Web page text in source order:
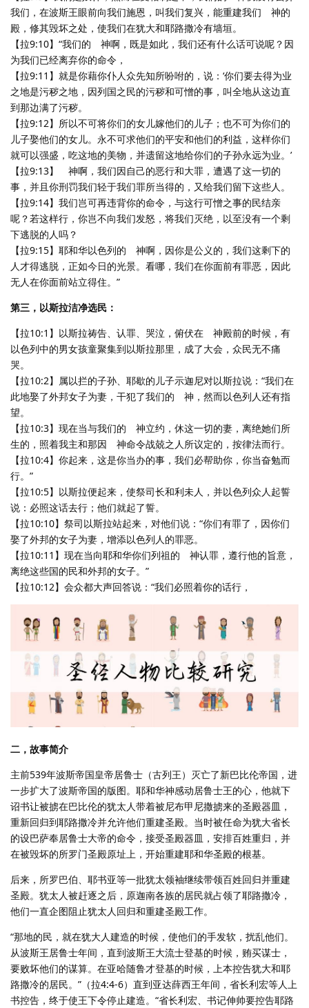
我们，在波斯王眼前向我们施恩，叫我们复兴，能重建我们 神的
殿，修其毁坏之处，使我们在犹大和耶路撒冷有墙垣。
【拉9:10】“我们的 神啊，既是如此，我们还有什么话可说呢？因
为我们已经离弃你的命令，
【拉9:11】就是你藉你仆人众先知所吩咐的，说：‘你们要去得为业
之地是污秽之地，因列国之民的污秽和可憎的事，叫全地从这边直
到那边满了污秽。
【拉9:12】所以不可将你们的女儿嫁他们的儿子；也不可为你们的
儿子娶他们的女儿。永不可求他们的平安和他们的利益，这样你们
就可以强盛，吃这地的美物，并遗留这地给你们的子孙永远为业。’
【拉9:13】 神啊，我们因自己的恶行和大罪，遭遇了这一切的
事，并且你刑罚我们轻于我们罪所当得的，又给我们留下这些人。
【拉9:14】我们岂可再违背你的命令，与这行可憎之事的民结亲
呢？若这样行，你岂不向我们发怒，将我们灭绝，以至没有一个剩
下逃脱的人吗？
【拉9:15】耶和华以色列的 神啊，因你是公义的，我们这剩下的
人才得逃脱，正如今日的光景。看哪，我们在你面前有罪恶，因此
无人在你面前站立得住。”
第三，以斯拉洁净选民：
【拉10:1】以斯拉祷告、认罪、哭泣，俯伏在 神殿前的时候，有
以色列中的男女孩童聚集到以斯拉那里，成了大会，众民无不痛
哭。
【拉10:2】属以拦的子孙、耶歇的儿子示迦尼对以斯拉说：“我们在
此地娶了外邦女子为妻，干犯了我们的 神，然而以色列人还有指
望。
【拉10:3】现在当与我们的 神立约，休这一切的妻，离绝她们所
生的，照着我主和那因 神命令战兢之人所议定的，按律法而行。
【拉10:4】你起来，这是你当办的事，我们必帮助你，你当奋勉而
行。”
【拉10:5】以斯拉便起来，使祭司长和利未人，并以色列众人起誓
说：必照这话去行；他们就起了誓。
【拉10:10】祭司以斯拉站起来，对他们说：“你们有罪了，因你们
娶了外邦的女子为妻，增添以色列人的罪恶。
【拉10:11】现在当向耶和华你们列祖的 神认罪，遵行他的旨意，
离绝这些国的民和外邦的女子。”
【拉10:12】会众都大声回答说：“我们必照着你的话行，
二，故事简介
主前539年波斯帝国皇帝居鲁士（古列王）灭亡了新巴比伦帝国，进
一步扩大了波斯帝国的版图。耶和华神感动居鲁士王的心，他就下
诏书让被掳在巴比伦的犹太人带着被尼布甲尼撒掳来的圣殿器皿，
重新回归到耶路撒冷并允许他们重建圣殿。当时被任命为犹大省长
的设巴萨奉居鲁士大帝的命令，接受圣殿器皿，安排百姓重归，并
在被毁坏的所罗门圣殿原址上，开始重建耶和华圣殿的根基。
后来，所罗巴伯、耶书亚等一批犹太领袖继续带领百姓回归并重建
圣殿。犹太人被赶逐之后，原迦南各族的居民就占领了耶路撒冷，
他们一直企图阻止犹太人回归和重建圣殿工作。
“那地的民，就在犹大人建造的时候，使他们的手发软，扰乱他们。
从波斯王居鲁士年间，直到波斯王大流士登基的时候，贿买谋士，
要败坏他们的谋算。在亚哈随鲁才登基的时候，上本控告犹大和耶
路撒冷的居民。”（拉4:4-6）直到亚达薛西王年间，省长利宏等人上
书控告，终于使王下令停止建造。“省长利宏、书记伸帅要控告耶路